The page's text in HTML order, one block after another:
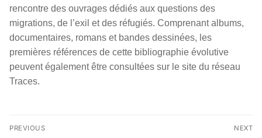
rencontre des ouvrages dédiés aux questions des
migrations, de l’exil et des réfugiés. Comprenant albums,
documentaires, romans et bandes dessinées, les
premières références de cette bibliographie évolutive
peuvent également être consultées sur le site du réseau
Traces.
Navigation
PREVIOUS NEXT